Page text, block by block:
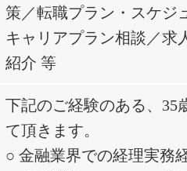
策／転職プラン・スケジ
キャリアプラン相談／求
紹介 等
下記のご経験のある、35
て頂きます。
○ 金融業界での経理実務